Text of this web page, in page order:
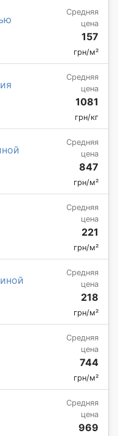
Средняя
цена
157
грн/м²
Средняя
цена
1081
грн/кг
Средняя
цена
847
грн/м²
Средняя
цена
221
грн/м²
Средняя
цена
218
грн/м²
Средняя
цена
744
грн/м²
Средняя
цена
969